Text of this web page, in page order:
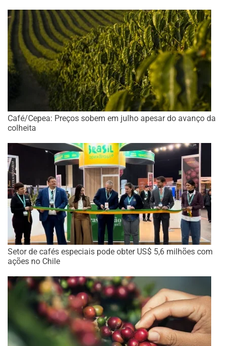
Café/Cepea: Preços sobem em julho apesar do avanço da
colheita
Setor de cafés especiais pode obter US$ 5,6 milhões com
ações no Chile